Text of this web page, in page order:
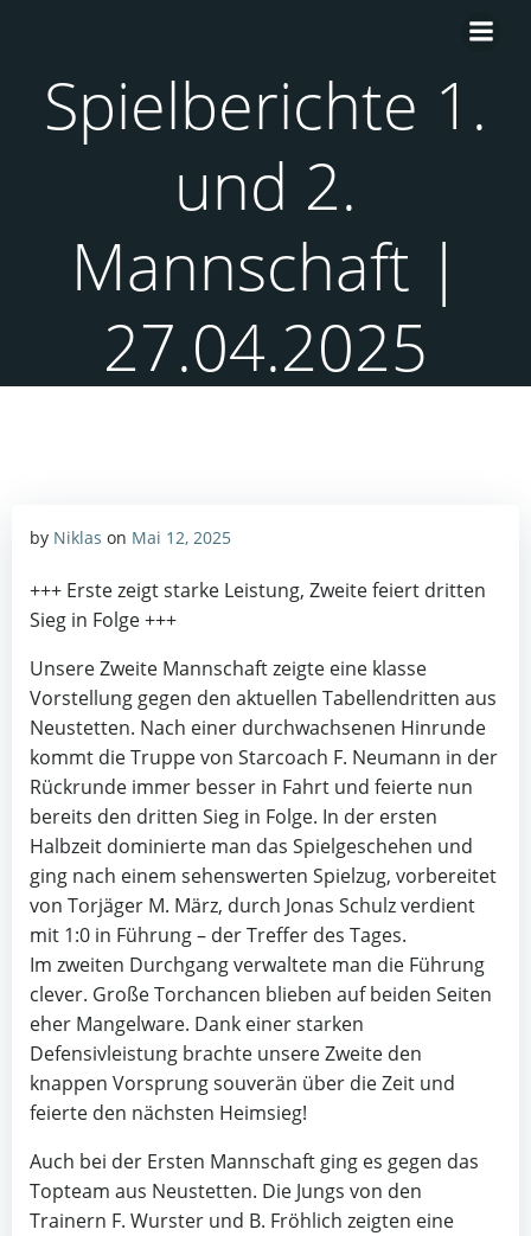
Spielberichte 1.
und 2.
Mannschaft |
27.04.2025
by Niklas on Mai 12, 2025
+++ Erste zeigt starke Leistung, Zweite feiert dritten
Sieg in Folge +++
Unsere Zweite Mannschaft zeigte eine klasse
Vorstellung gegen den aktuellen Tabellendritten aus
Neustetten. Nach einer durchwachsenen Hinrunde
kommt die Truppe von Starcoach F. Neumann in der
Rückrunde immer besser in Fahrt und feierte nun
bereits den dritten Sieg in Folge. In der ersten
Halbzeit dominierte man das Spielgeschehen und
ging nach einem sehenswerten Spielzug, vorbereitet
von Torjäger M. März, durch Jonas Schulz verdient
mit 1:0 in Führung – der Treffer des Tages.
Im zweiten Durchgang verwaltete man die Führung
clever. Große Torchancen blieben auf beiden Seiten
eher Mangelware. Dank einer starken
Defensivleistung brachte unsere Zweite den
knappen Vorsprung souverän über die Zeit und
feierte den nächsten Heimsieg!
Auch bei der Ersten Mannschaft ging es gegen das
Topteam aus Neustetten. Die Jungs von den
Trainern F. Wurster und B. Fröhlich zeigten eine